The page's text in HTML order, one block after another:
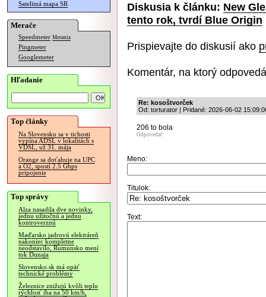
Satelitná mapa SR
Merače
Speedmeter Merania
Pingmeter
Googlemeter
Hľadanie
Top články
Na Slovensku sa v tichosti
vypína ADSL v lokalitách s
VDSL, už 31. mája
Orange sa doťahuje na UPC
a O2, spustí 2.5 Gbps
pripojenie
Top správy
Alza nasadila dve novinky,
jednu užitočnú a jednu
kontroverznú
Maďarsko jadrovú elektráreň
nakoniec kompletne
neodstavilo, Rumunsko mení
tok Dunaja
Slovensko.sk má opäť
technické problémy
Železnice znižujú kvôli teplu
rýchlosť iba na 50 km/h,
Diskusia k článku: New
tento rok, tvrdí Blue Origin
Prispievajte do diskusií ako
Komentár, na ktorý
Re: kosoštvorček
Od: torturator | Pridané: 2026-06-02
206 to bola
Odpovedať
Meno:
Titulok:
Text: